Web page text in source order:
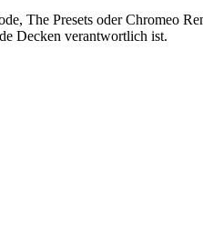
The Presets oder Chromeo
Decken verantwortlich ist.